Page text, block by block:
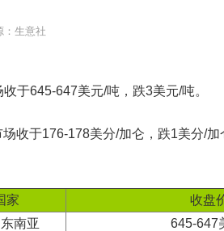
：生意社
于645-647美元/吨，跌3美元/吨。
收于176-178美分/加仑，跌1美分/
家
收盘
南亚
645-647